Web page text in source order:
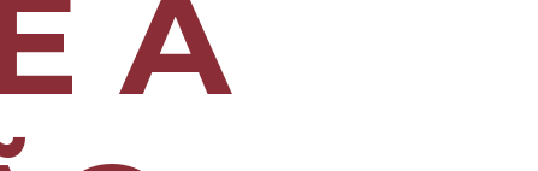
A